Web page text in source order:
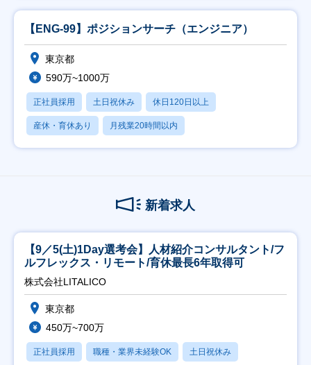
【ENG-99】ポジションサーチ（エンジニア）
東京都
590万~1000万
正社員採用 土日祝休み 休日120日以上
産休・育休あり 月残業20時間以内
新着求人
【9／5(土)1Day選考会】人材紹介コンサルタント/フ
ルフレックス・リモート/育休最長6年取得可
株式会社LITALICO
東京都
450万~700万
正社員採用 職種・業界未経験OK 土日祝休み